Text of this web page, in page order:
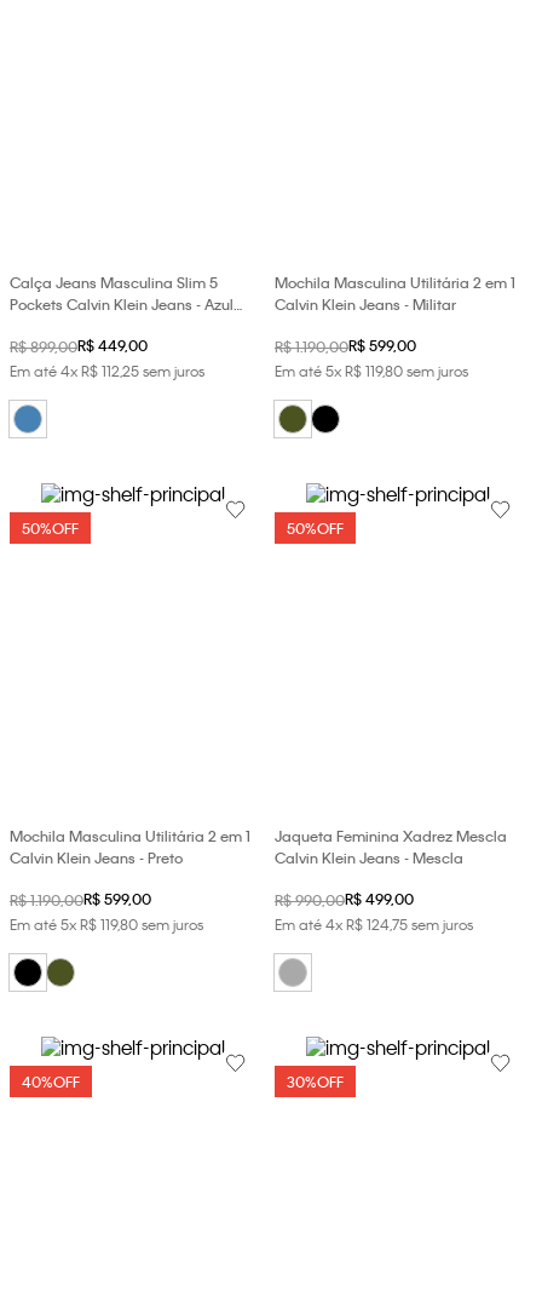
Calça Jeans Masculina Slim 5
Pockets Calvin Klein Jeans - Azul
R$899,00R$449,00
Em até4xR$11225sem juros
Mochila Masculina Utilitária 2 em 1
Calvin Klein Jeans - Militar
R$1.190,00R$599,00
Em até5xR$119,80sem juros
50%OFF
Mochila Masculina Utilitária 2 em 1
Calvin Klein Jeans - Preto
R$1.190,00R$599,00
Em até5xR$119,80sem juros
50%OFF
Jaqueta Feminina Xadrez Mescla
Calvin Klein Jeans - Mescla
R$990,00R$499,00
Em até4xR$12475sem juros
40%OFF 30%OFF